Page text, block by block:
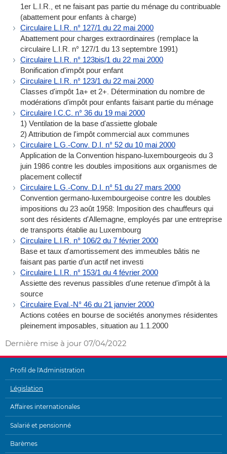
1er L.I.R., et ne faisant pas partie du ménage du contribuable
(abattement pour enfants à charge)
Circulaire L.I.R. n° 127/1 du 22 mai 2000
Abattement pour charges extraordinaires (remplace la
circulaire L.I.R. n° 127/1 du 13 septembre 1991)
Circulaire L.I.R. n° 123bis/1 du 22 mai 2000
Bonification d'impôt pour enfant
Circulaire L.I.R. n° 123/1 du 22 mai 2000
Classes d'impôt 1a+ et 2+. Détermination du nombre de
modérations d'impôt pour enfants faisant partie du ménage
Circulaire I.C.C. n° 36 du 19 mai 2000
1) Ventilation de la base d'assiette globale
2) Attribution de l'impôt commercial aux communes
Circulaire L.G.-Conv. D.I. n° 52 du 10 mai 2000
Application de la Convention hispano-luxembourgeois du 3
juin 1986 contre les doubles impositions aux organismes de
placement collectif
Circulaire L.G.-Conv. D.I. n° 51 du 27 mars 2000
Convention germano-luxembourgeoise contre les doubles
impositions du 23 août 1958: Imposition des chauffeurs qui
sont des résidents d'Allemagne, employés par une entreprise
de transports établie au Luxembourg
Circulaire L.I.R. n° 106/2 du 7 février 2000
Base et taux d'amortissement des immeubles bâtis ne
faisant pas partie d'un actif net investi
Circulaire L.I.R. n° 153/1 du 4 février 2000
Assiette des revenus passibles d'une retenue d'impôt à la
source
Circulaire Eval.-N° 46 du 21 janvier 2000
Actions cotées en bourse de sociétés anonymes résidentes
pleinement imposables, situation au 1.1.2000
Dernière mise à jour 07/04/2022
MENU
DE
NAVIGATION
Profil de l'Administration
Législation
Affaires internationales
Salarié et pensionné
Barèmes